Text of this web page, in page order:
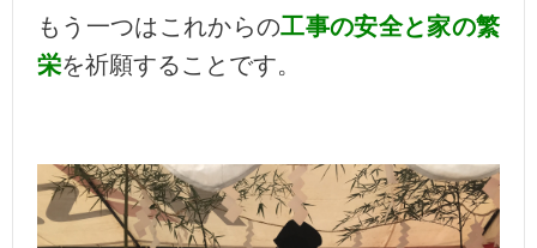
もう一つは これからの工事の安全と家の繁
栄を祈願することです。